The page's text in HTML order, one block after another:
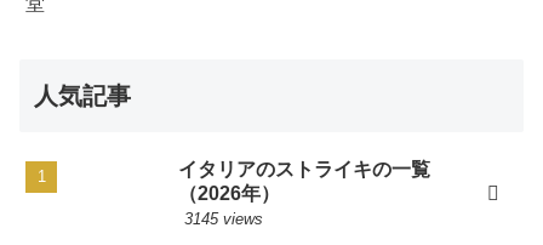
人気記事
イタリアのストライキの一覧
（2026年）
3145 views